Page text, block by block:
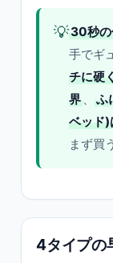
💡30秒の
手でギ
チに硬
界 、
ふ
ベッド)
まず買
4タイプの